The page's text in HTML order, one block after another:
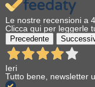
Le nostre recensioni a
Clicca qui per leggerle
Precedente
Ieri
Tutto bene, newsletter